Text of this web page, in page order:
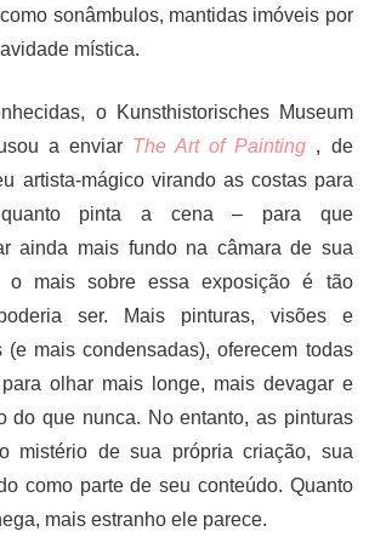
sonâmbulos, mantidas imóveis por
mística.
o Kunsthistorisches Museum
a enviar The Art of Painting , de
artista-mágico virando as costas para
pinta a cena – para que
ainda mais fundo na câmara de sua
o mais sobre essa exposição é tão
ser. Mais pinturas, visões e
(e mais condensadas), oferecem todas
olhar mais longe, mais devagar e
do que nunca. No entanto, as pinturas
mistério de sua própria criação, sua
como parte de seu conteúdo. Quanto
mais estranho ele parece.